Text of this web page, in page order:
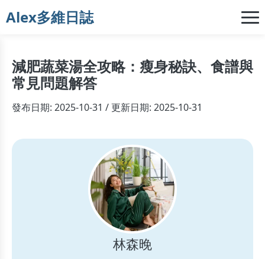
Alex多維日誌
減肥蔬菜湯全攻略：瘦身秘訣、食譜與
常見問題解答
發布日期: 2025-10-31 / 更新日期: 2025-10-31
林森晚